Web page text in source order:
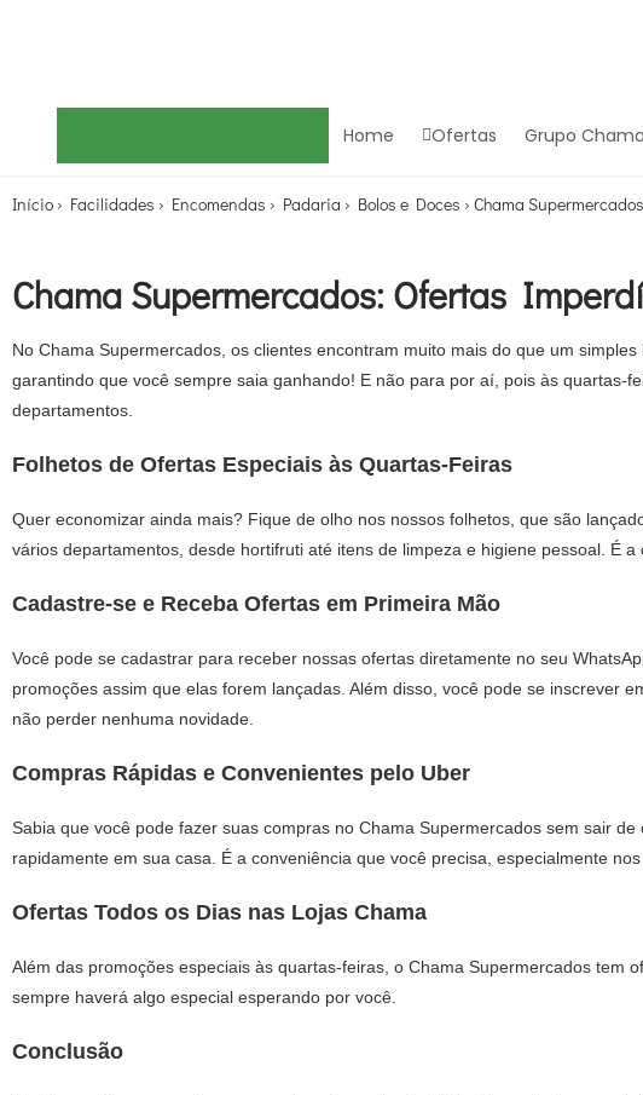
Home Ofertas Grupo Chama
Início › Facilidades › Encomendas › Padaria › Bolos e Doces › Chama
Chama Supermercados: Ofertas
No Chama Supermercados, os clientes encontram muito mais do que um
garantindo que você sempre saia ganhando! E não para por aí, pois às quartas-
departamentos.
Folhetos de Ofertas Especiais às Quartas-Feiras
Quer economizar ainda mais? Fique de olho nos nossos folhetos, que são
vários departamentos, desde hortifruti até itens de limpeza e higiene pessoal. É
Cadastre-se e Receba Ofertas em Primeira Mão
Você pode se cadastrar para receber nossas ofertas diretamente no seu
promoções assim que elas forem lançadas. Além disso, você pode se inscrever
não perder nenhuma novidade.
Compras Rápidas e Convenientes pelo Uber
Sabia que você pode fazer suas compras no Chama Supermercados sem sair
rapidamente em sua casa. É a conveniência que você precisa, especialmente
Ofertas Todos os Dias nas Lojas Chama
Além das promoções especiais às quartas-feiras, o Chama Supermercados tem
sempre haverá algo especial esperando por você.
Conclusão